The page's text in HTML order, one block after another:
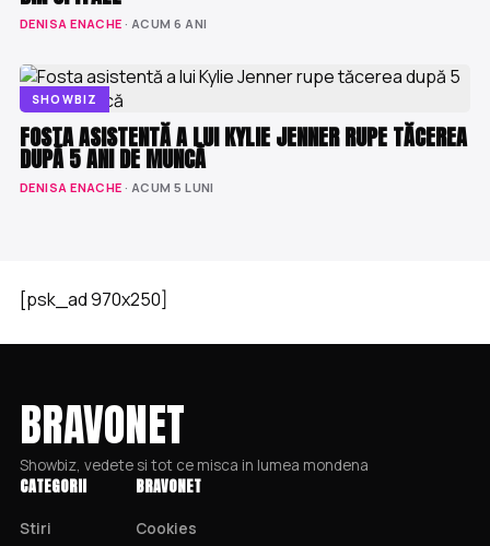
DENISA ENACHE · ACUM 6 ANI
SHOWBIZ
FOSTA ASISTENTĂ A LUI KYLIE JENNER RUPE TĂCEREA
DUPĂ 5 ANI DE MUNCĂ
DENISA ENACHE · ACUM 5 LUNI
[psk_ad 970x250]
BRAVONET
Showbiz, vedete si tot ce misca in lumea mondena
CATEGORII
Stiri
BRAVONET
Cookies